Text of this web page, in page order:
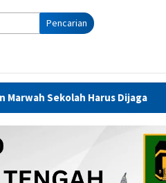
Pencarian
REINTEGRASI SOSIAL,